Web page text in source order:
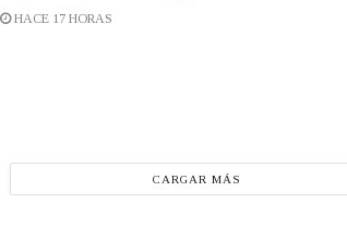
HACE 17 HORAS
CARGAR MÁS